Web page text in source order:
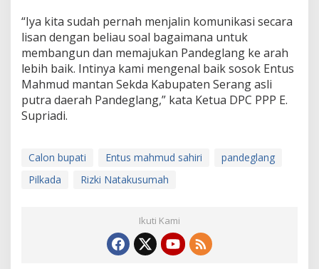
“Iya kita sudah pernah menjalin komunikasi secara
lisan dengan beliau soal bagaimana untuk
membangun dan memajukan Pandeglang ke arah
lebih baik. Intinya kami mengenal baik sosok Entus
Mahmud mantan Sekda Kabupaten Serang asli
putra daerah Pandeglang,” kata Ketua DPC PPP E.
Supriadi.
Calon bupati Entus mahmud sahiri
pandeglang
Pilkada
Rizki Natakusumah
Ikuti Kami